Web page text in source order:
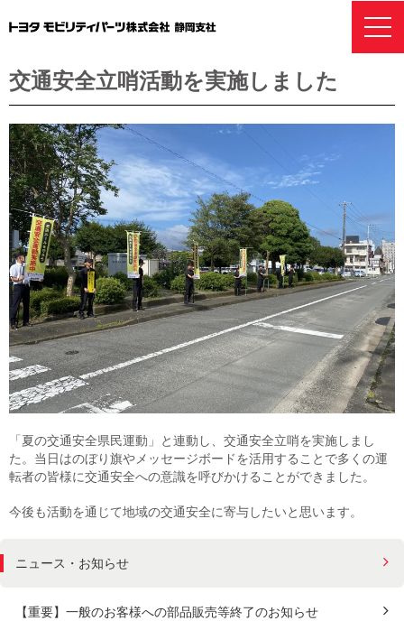
Home> ニュース・お知らせ> 交通安全立哨活動を実施しました
交通安全立哨活動を実施しました
「夏の交通安全県民運動」と連動し、交通安全立哨を実施しまし
た。当日はのぼり旗やメッセージボードを活用することで多くの運
転者の皆様に交通安全への意識を呼びかけることができました。
今後も活動を通じて地域の交通安全に寄与したいと思います。
ニュース・お知らせ
【重要】一般のお客様への部品販売等終了のお知らせ